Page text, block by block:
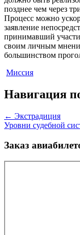
позднее чем через
Процесс можно
заявление
принимавший
своим личным
большинством
Миссия
Навигация
← Экстрадиция
Уровни судебной
Заказ